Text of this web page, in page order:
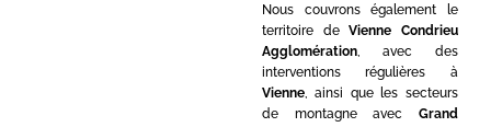
Nous couvrons également le
territoire deVienne Condrieu
Agglomération, avec des
interventions régulières à
Vienne, ainsi que les secteurs
de montagne avec Grand